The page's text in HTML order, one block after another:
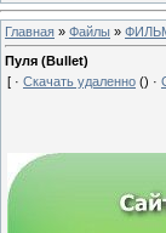
Главная » Файлы »
Пуля (Bullet)
[ · Скачать удаленно () ·